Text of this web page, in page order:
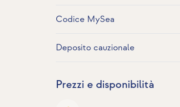
Codice MySea
Deposito cauzionale
Prezzi e disponibilità